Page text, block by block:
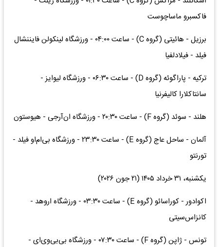
فاکسبرو ماساچوست
برزیل - هائیتی (گروه C) - ساعت ۰۴:۰۰ - ورزشگاه لینکولن فایننشال
فیلد - فیلادلفیا
ترکیه - پاراگوئه (گروه D) - ساعت ۰۶:۳۰ - ورزشگاه لیوایز -
سانتاکلارا کالیفرنیا
هلند - سوئد (گروه F) - ساعت ۲۰:۳۰ - ورزشگاه ان‌آرجی - هیوستون
آلمان - ساحل عاج (گروه E) - ساعت ۲۳:۳۰ - ورزشگاه بی‌ام‌او فیلد -
تورنتو
یکشنبه، ۳۱ خرداد ۱۴۰۵ (۲۱ جون ۲۰۲۶)
اکوادور - کوراسائو (گروه E) - ساعت ۰۳:۳۰ - ورزشگاه اروهد -
کانزاس‌سیتی
تونس - ژاپن (گروه F) - ساعت ۰۷:۳۰ - ورزشگاه بی‌بی‌وی‌ای -